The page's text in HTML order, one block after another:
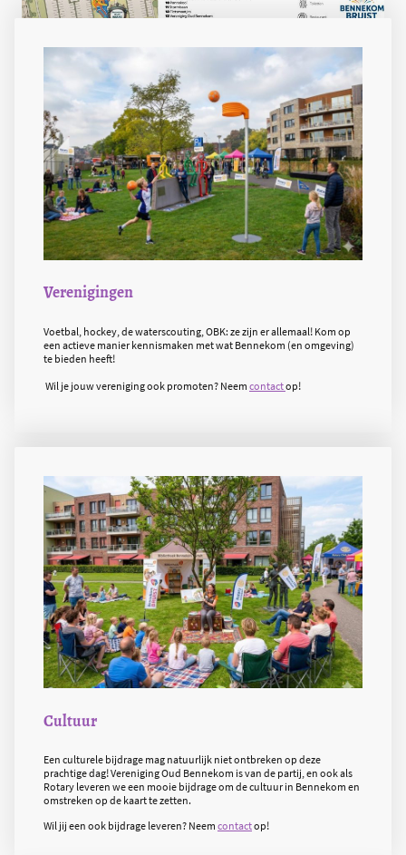
Verenigingen
Voetbal, hockey, de waterscouting, OBK: ze zijn er allemaal! Kom op
een actieve manier kennismaken met wat Bennekom (en omgeving)
te bieden heeft!
Wil je jouw vereniging ook promoten? Neem contactop!
Cultuur
Een culturele bijdrage mag natuurlijk niet ontbreken op deze
prachtige dag! Vereniging Oud Bennekom is van de partij, en ook als
Rotary leveren we een mooie bijdrage om de cultuur in Bennekom en
omstreken op de kaart te zetten.
Wil jij een ook bijdrage leveren? Neem contactop!